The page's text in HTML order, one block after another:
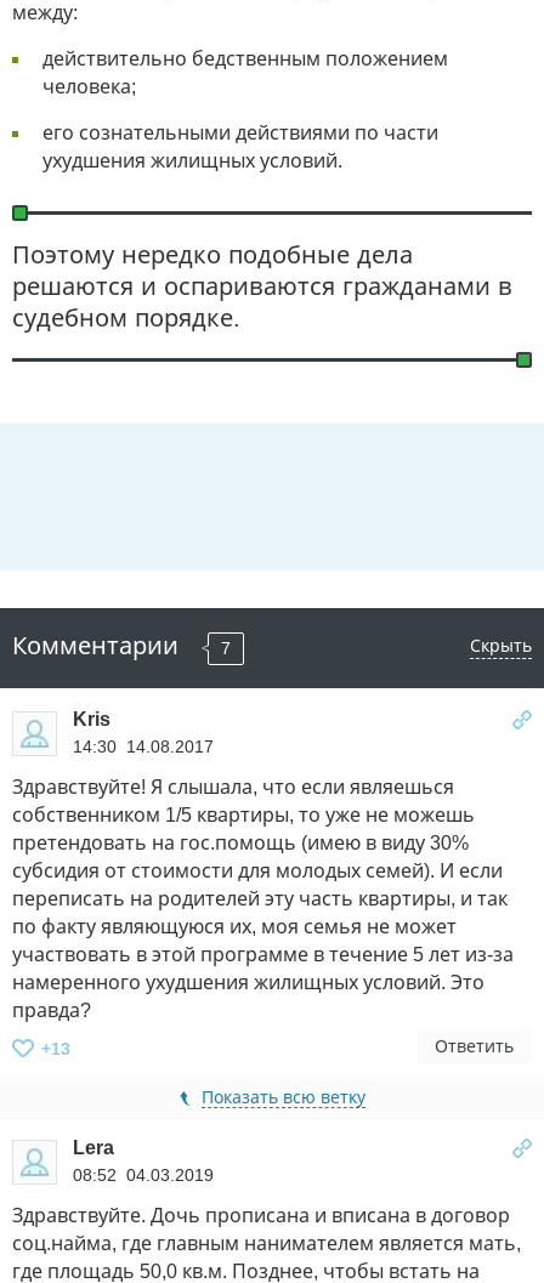
между:
действительно бедственным положением
человека;
его сознательными действиями по части
ухудшения жилищных условий.
Поэтому нередко подобные дела
решаются и оспариваются гражданами в
судебном порядке.
Комментарии 7 Скрыть
Kris
14:30 14.08.2017
Здравствуйте! Я слышала, что если являешься
собственником 1/5 квартиры, то уже не можешь
претендовать на гос.помощь (имею в виду 30%
субсидия от стоимости для молодых семей). И если
переписать на родителей эту часть квартиры, и так
по факту являющуюся их, моя семья не может
участвовать в этой программе в течение 5 лет из-за
намеренного ухудшения жилищных условий. Это
правда?
+13 Ответить
Показать всю ветку
Lera
08:52 04.03.2019
Здравствуйте. Дочь прописана и вписана в договор
соц.найма, где главным нанимателем является мать,
где площадь 50,0 кв.м. Позднее, чтобы встать на